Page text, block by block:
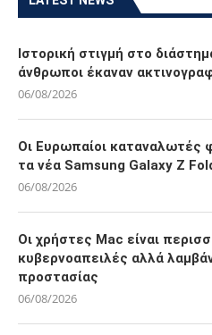
Ιστορική στιγμή στο
Οι Ευρωπαίοι καταναλωτές
τα νέα Samsung Galaxy Z